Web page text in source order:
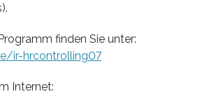
finden Sie unter:
ir-hrcontrolling07
Internet: